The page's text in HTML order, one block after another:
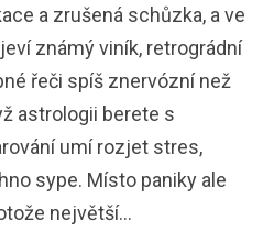
a zrušená schůzka, a ve
známý viník, retrográdní
řeči spíš znervózní než
astrologii berete s
umí rozjet stres,
sype. Místo paniky ale
největší…